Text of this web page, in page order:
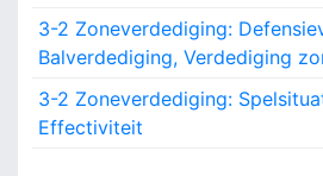
3-2 Zoneverdediging:
Balverdediging, Verdediging
3-2 Zoneverdediging:
Effectiviteit